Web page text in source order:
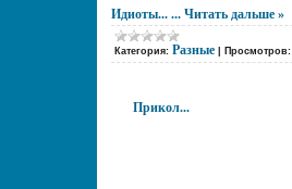
Идиоты... ... Читать дальше »
Категория: Разные Просмотров:
Прикол...